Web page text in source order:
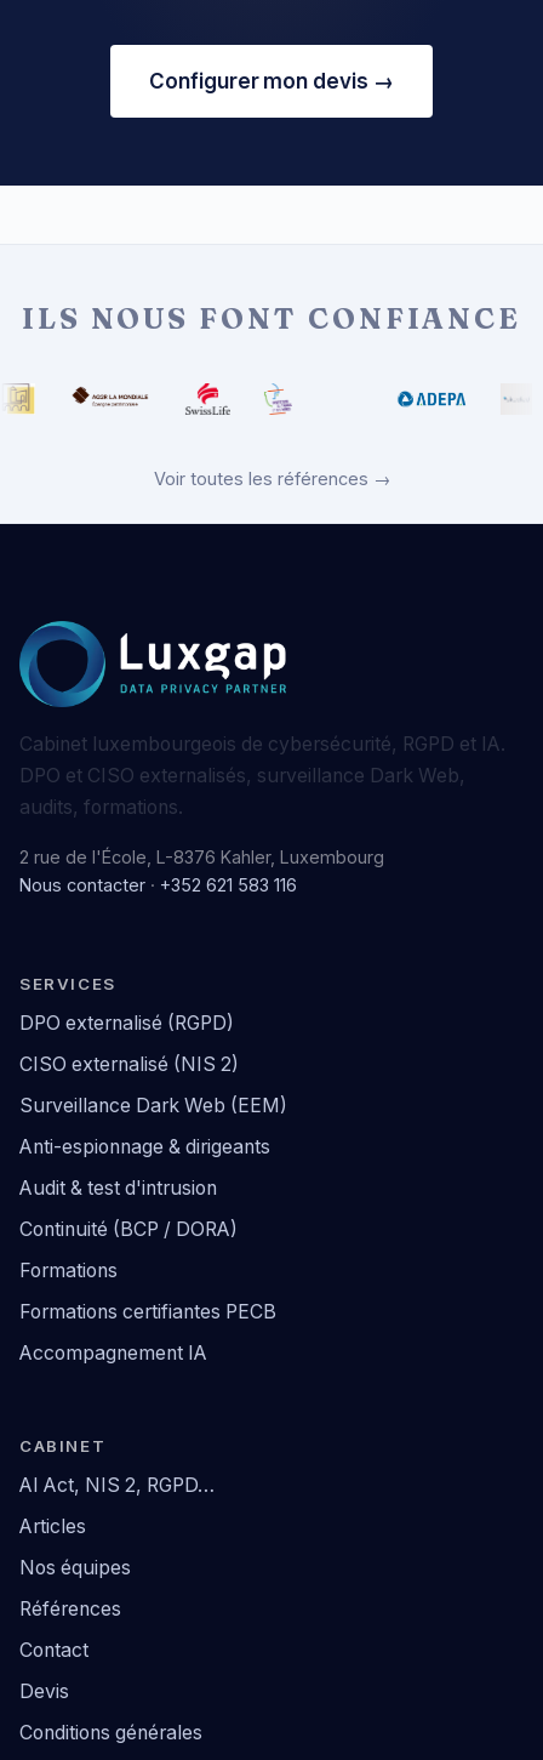
Configurer mon devis →
ILS NOUS FONT CONFIANCE
Voir toutes les références →
Cabinet luxembourgeois de cybersécurité, RGPD et IA.
DPO et CISO externalisés, surveillance Dark Web,
audits, formations.
2 rue de l'École, L-8376 Kahler, Luxembourg
Nous contacter · +352 621 583 116
SERVICES
DPO externalisé (RGPD)
CISO externalisé (NIS 2)
Surveillance Dark Web (EEM)
Anti-espionnage & dirigeants
Audit & test d'intrusion
Continuité (BCP / DORA)
Formations
Formations certifiantes PECB
Accompagnement IA
CABINET
AI Act, NIS 2, RGPD…
Articles
Nos équipes
Références
Contact
Devis
Conditions générales